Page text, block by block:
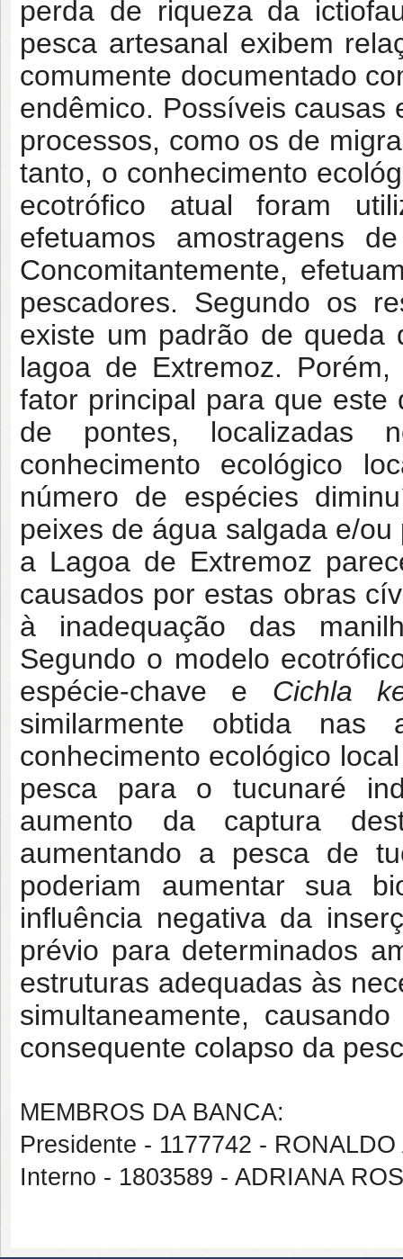
perda de riqueza da
pesca artesanal exibem
comumente documentado
endêmico. Possíveis causas
processos, como os de
tanto, o conhecimento
ecotrófico atual foram
efetuamos amostragens
Concomitantemente,
pescadores. Segundo os
existe um padrão de queda
lagoa de Extremoz.
fator principal para que este
de pontes, localizadas
conhecimento ecológico
número de espécies
peixes de água salgada e/
a Lagoa de Extremoz
causados por estas obras
à inadequação das
Segundo o modelo
espécie-chave e Cichla
similarmente obtida nas
conhecimento ecológico
pesca para o tucunaré
aumento da captura
aumentando a pesca de
poderiam aumentar sua
influência negativa da
prévio para determinados
estruturas adequadas às
simultaneamente,
consequente colapso da
MEMBROS DA BANCA:
Presidente - 1177742 -
Interno - 1803589 - ADRIANA